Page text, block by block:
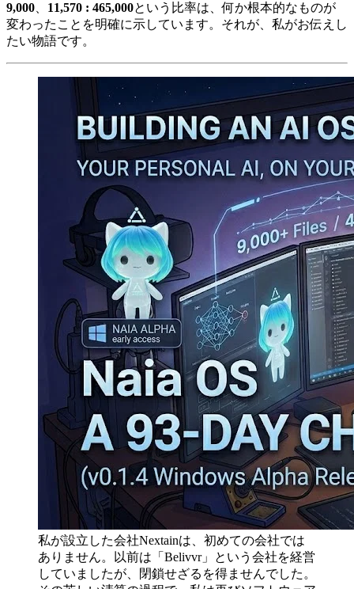
9,000
11,570 : 465,000という比率は、何か根本的なものが
変わったことを明確に示しています。それが、私がお伝えし
たい物語です。
私が設立した会社Nextainは、初めての会社では
ありません。以前は「Belivvr」という会社を経営
していましたが、閉鎖せざるを得ませんでした。